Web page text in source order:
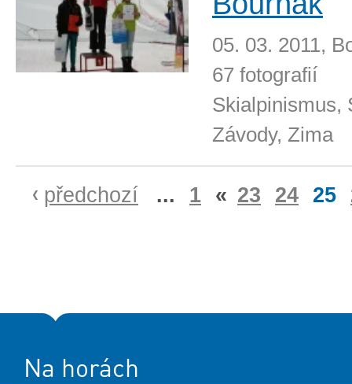
05. 03. 2011,
67 fotografií
Skialpinismus,
Závody, Zima
předchozí ... 1 « 23 24 25
Na horách